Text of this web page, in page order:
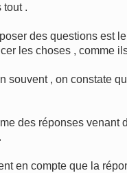
tout .
des questions est
les choses , comme
souvent , on constate
des réponses
en compte que la